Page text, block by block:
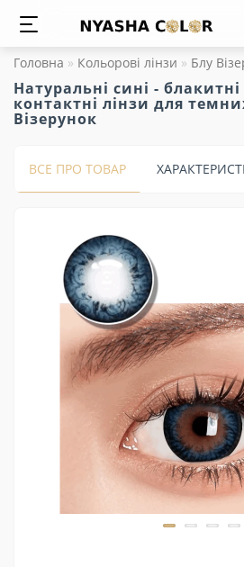
Головна Кольорові лінзи Блу
Натуральні сині -
контактні лінзи для
Візерунок
ВСЕ ПРО ТОВАР